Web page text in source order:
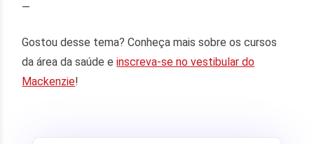
—
Gostou desse tema? Conheça mais sobre os cursos
da área da saúde einscreva-se no vestibular do
Mackenzie!